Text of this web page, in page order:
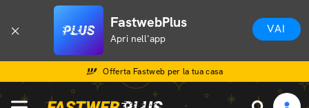
FastwebPlus
Apri nell'app
VAI
Offerta Fastweb per la tua casa